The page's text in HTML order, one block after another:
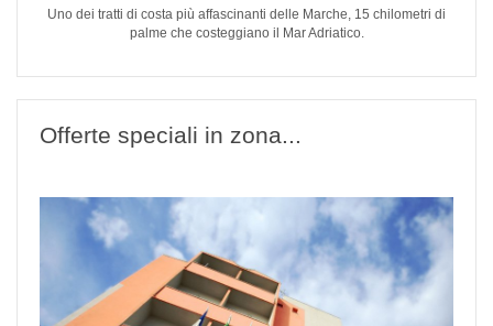
Uno dei tratti di costa più affascinanti delle Marche, 15 chilometri di
palme che costeggiano il Mar Adriatico.
Offerte speciali in zona...